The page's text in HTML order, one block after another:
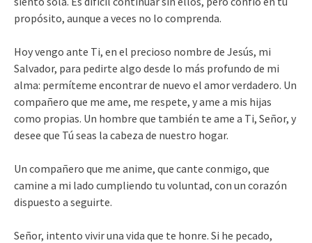
propósito, aunque a veces no lo comprenda.
Hoy vengo ante Ti, en el precioso nombre de Jesús, mi
Salvador, para pedirte algo desde lo más profundo de mi
alma: permíteme encontrar de nuevo el amor verdadero. Un
compañero que me ame, me respete, y ame a mis hijas
como propias. Un hombre que también te ame a Ti, Señor, y
desee que Tú seas la cabeza de nuestro hogar.
Un compañero que me anime, que cante conmigo, que
camine a mi lado cumpliendo tu voluntad, con un corazón
dispuesto a seguirte.
Señor, intento vivir una vida que te honre. Si he pecado,